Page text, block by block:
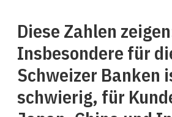
Diese Zahlen
Insbesondere für
Schweizer Banken
schwierig, für